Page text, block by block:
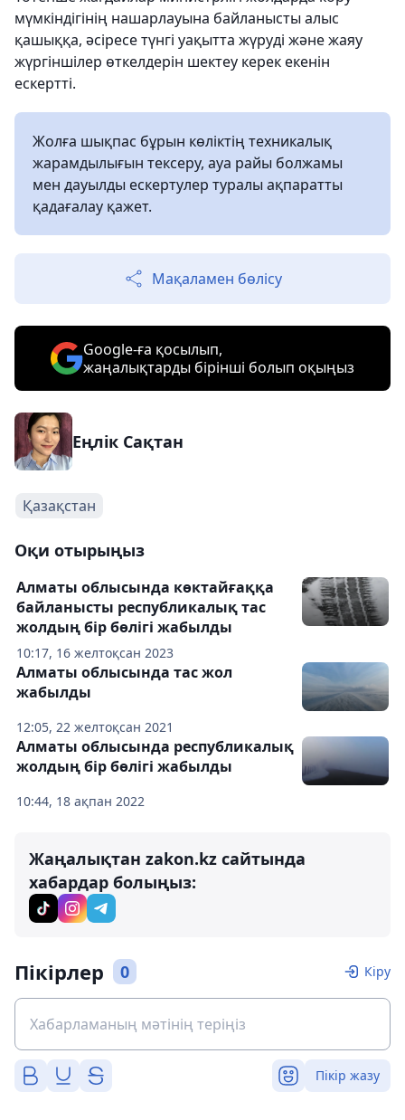
мүмкіндігінің нашарлауына байланысты алыс
қашыққа, әсіресе түнгі уақытта жүруді және жаяу
жүргіншілер өткелдерін шектеу керек екенін
ескертті.
Жолға шықпас бұрын көліктің техникалық
жарамдылығын тексеру, ауа райы болжамы
мен дауылды ескертулер туралы ақпаратты
қадағалау қажет.
Мақаламен бөлісу
Google-ға қосылып,
жаңалықтарды бірінші болып оқыңыз
Еңлік Сақтан
Қазақстан
Оқи отырыңыз
10:17, 16 желтоқсан 2023
Алматы облысында көктайғаққа
байланысты республикалық тас
жолдың бір бөлігі жабылды
12:05, 22 желтоқсан 2021
Алматы облысында тас жол
жабылды
10:44, 18 ақпан 2022
Алматы облысында республикалық
жолдың бір бөлігі жабылды
Жаңалықтан zakon.kz сайтында
хабардар болыңыз:
Пікірлер 0 Кіру
Пікір жазу